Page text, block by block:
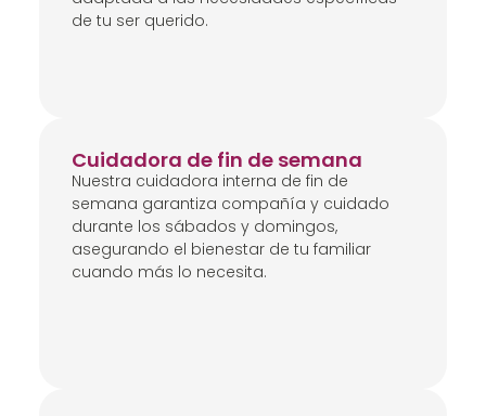
de tu ser querido.
Cuidadora de fin de semana
Nuestra cuidadora interna de fin de
semana garantiza compañía y cuidado
durante los sábados y domingos,
asegurando el bienestar de tu familiar
cuando más lo necesita.